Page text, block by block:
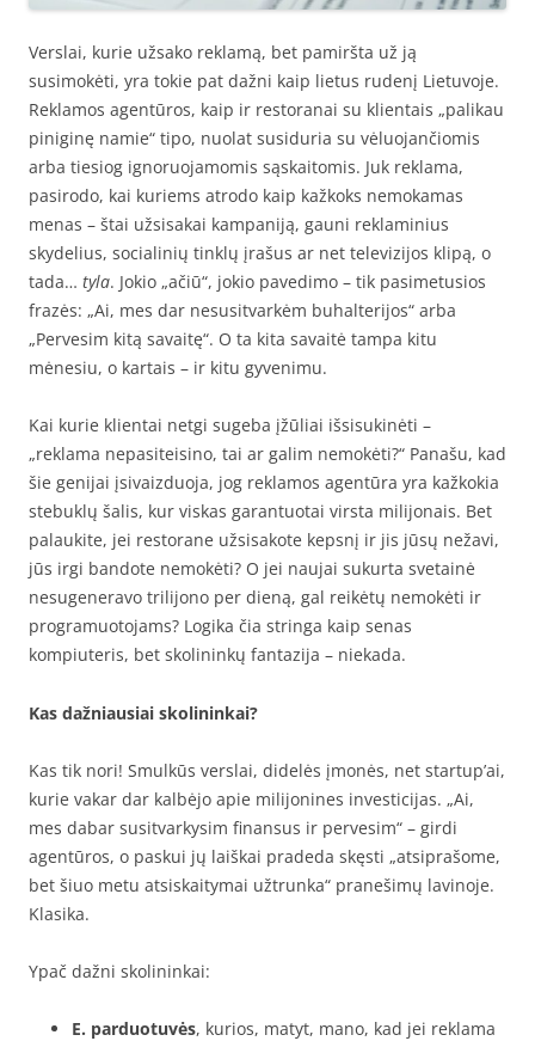
Verslai, kurie užsako reklamą, bet pamiršta už ją
susimokėti, yra tokie pat dažni kaip lietus rudenį Lietuvoje.
Reklamos agentūros, kaip ir restoranai su klientais „palikau
piniginę namie“ tipo, nuolat susiduria su vėluojančiomis
arba tiesiog ignoruojamomis sąskaitomis. Juk reklama,
pasirodo, kai kuriems atrodo kaip kažkoks nemokamas
menas – štai užsisakai kampaniją, gauni reklaminius
skydelius, socialinių tinklų įrašus ar net televizijos klipą, o
tada… tyla. Jokio „ačiū“, jokio pavedimo – tik pasimetusios
frazės: „Ai, mes dar nesusitvarkėm buhalterijos“ arba
„Pervesim kitą savaitę“. O ta kita savaitė tampa kitu
mėnesiu, o kartais – ir kitu gyvenimu.
Kai kurie klientai netgi sugeba įžūliai išsisukinėti –
„reklama nepasiteisino, tai ar galim nemokėti?“ Panašu, kad
šie genijai įsivaizduoja, jog reklamos agentūra yra kažkokia
stebuklų šalis, kur viskas garantuotai virsta milijonais. Bet
palaukite, jei restorane užsisakote kepsnį ir jis jūsų nežavi,
jūs irgi bandote nemokėti? O jei naujai sukurta svetainė
nesugeneravo trilijono per dieną, gal reikėtų nemokėti ir
programuotojams? Logika čia stringa kaip senas
kompiuteris, bet skolininkų fantazija – niekada.
Kas dažniausiai skolininkai?
Kas tik nori! Smulkūs verslai, didelės įmonės, net startup’ai,
kurie vakar dar kalbėjo apie milijonines investicijas. „Ai,
mes dabar susitvarkysim finansus ir pervesim“ – girdi
agentūros, o paskui jų laiškai pradeda skęsti „atsiprašome,
bet šiuo metu atsiskaitymai užtrunka“ pranešimų lavinoje.
Klasika.
Ypač dažni skolininkai:
E. parduotuvės, kurios, matyt, mano, kad jei reklama